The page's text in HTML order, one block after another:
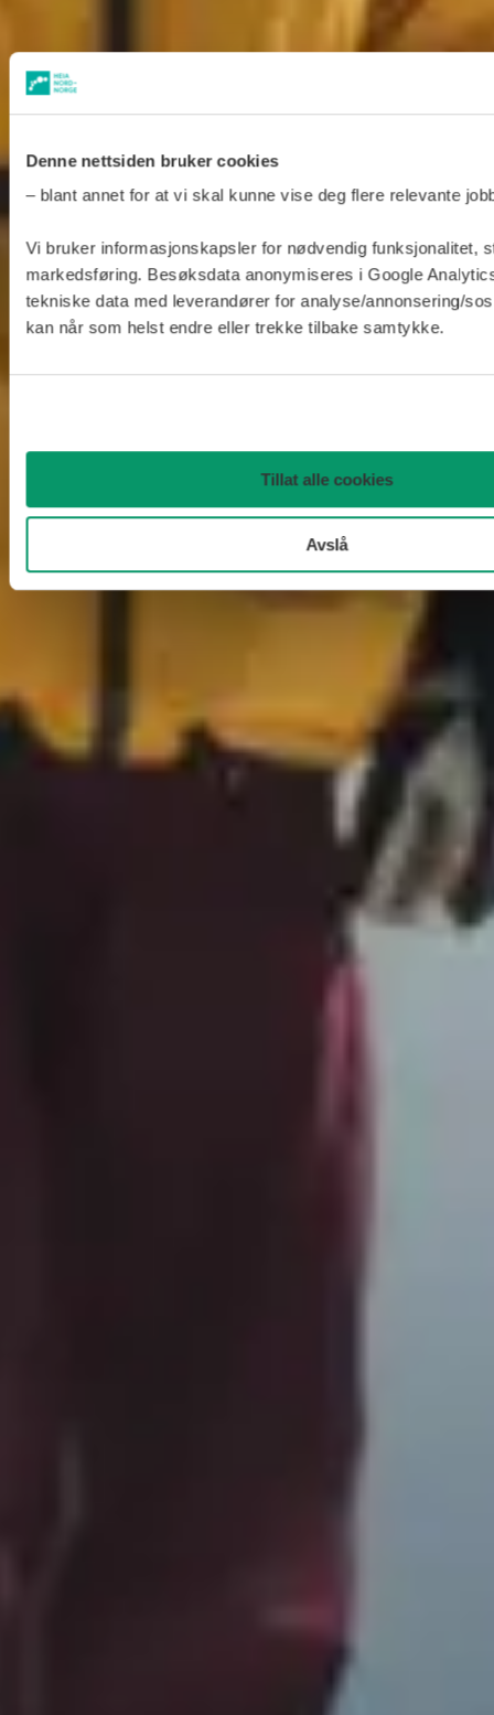
Denne nettsiden bruker cookies
– blant annet for at vi skal kunne vise deg flere relevante
Vi bruker informasjonskapsler for nødvendig funksjonalitet,
markedsføring. Besøksdata anonymiseres i Google
tekniske data med leverandører for analyse/annonsering/
kan når som helst endre eller trekke tilbake samtykke.
Tillat alle cookies
Avslå